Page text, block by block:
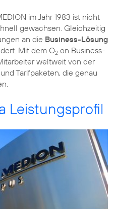
im Jahr 1983 ist nicht
gewachsen. Gleichzeitig
an die Business-Lösung
Mit dem O2 on Business-
weltweit von der
Tarifpaketen, die genau
Leistungsprofil